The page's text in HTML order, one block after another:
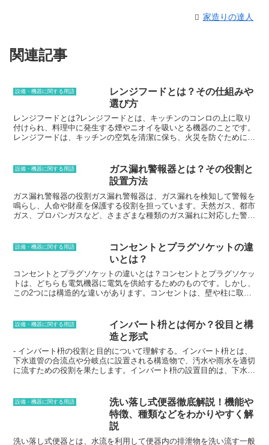
家造りの達人
関連記事
設備・機器に関する用語
レンジフードとは？その仕組みや
選び方
レンジフードとは?レンジフードとは、キッチンのコンロの上に取り
付けられ、料理中に発生する煙やニオイを吸いとる機器のことです。
レンジフードは、キッチンの空気を清潔に保ち、火災を防ぐために欠
い込み、フィルターが煙やニオイを吸着します。レンジフードには、
主にシロッコファンタイプとプロペラファンタイプの2種類がありま
す。シロッコファンタイプは、ファンが斜めに回転して空気を吸い込
み、フィルターが煙やニオイを吸着するタイプです。プロペラファン
タイプは、ファンが水平に回転して空気を吸い込み、フィルターが煙
やニオイを吸着するタイプです。シロッコファンタイプは、プロペラ
プよりも音が静かなのも特徴です。プロペラファンタイプは、シロッ
コファンタイプよりも安価であり、取り付けが簡単なのが特徴です。
レンジフードを選ぶ際には、キッチンの広さやコンロのタイプ、予算
などを考慮して選びましょう。また、レンジフードを設置する際に
は、専門業者に依頼することが大切です。
設備・機器に関する用語
ガス漏れ警報器とは？その役割と
設置方法
ガス漏れ警報器の役割ガス漏れ警報器は、ガス漏れを検知して警報を
鳴らし、人命や財産を保護する役割を担っています。天然ガス、都市
ガス、プロパンガスなど、さまざまな種類のガス漏れに対応した警報
ガス漏れは思わぬ事故や大惨事に繋がる可能性があります。ガス漏れ
警報器は、ガスの可燃性や爆発性の特性を把握し、異常に反応するよ
う設定されています。異常なレベルのガス濃度を検知すると、警報音
や警告灯を駆使して、人間に危険を知らせるとともに、ガス供給を自
動的に遮断する機能を持つ警報器も存在します。
設備・機器に関する用語
コンセントとプラグソケットの違
いとは？
コンセントとプラグソケットの違いとは？コンセントとプラグソケッ
トは、どちらも電気機器に電気を供給するためのものです。しかし、
この2つには構造的な違いがあります。コンセントは、壁や柱に取り
ラグソケットは、電気機器に取り付けられた電気の差込口のことで
す。プラグソケットには、電気機器をコンセントに接続するためのプ
ラグ用の端子があります。コンセントとプラグソケットは、互いに接
続することで、電気機器に電気を供給することができます。コンセン
トとプラグソケットは、電気機器を使用する上で欠かせないもので
す。
設備・機器に関する用語
インバート枡とは何か？役目と構
造と形式
- インバート枡の役割と目的について理解する。インバート枡とは、
下水道管の合流点や分岐点に設置される構造物で、汚水や雨水を適切
に流すための役割を果たします。インバート枡の設置目的は、下水道
にも設置されます。インバート枡は、汚水や雨水を適切に流すための
構造をしています。インバート枡の底には、逆V字形の構造が設けら
れており、汚水や雨水を適切な方向に流すようになっています。ま
た、インバート枡には、点検や清掃を容易にするための蓋が設けられ
ています。インバート枡は、汚水や雨水を適切に流すために重要な役
設備・機器に関する用語
洗い落し式便器徹底解説！機能や
特徴、種類などをわかりやすく解
説
洗い落し式便器とは、水流を利用して便器内の排泄物を洗い流す一般